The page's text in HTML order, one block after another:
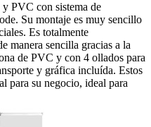
PVC con sistema de
Su montaje es muy sencillo
Es totalmente
manera sencilla gracias a la
de PVC y con 4 ollados para
y gráfica incluída. Estos
para su negocio, ideal para